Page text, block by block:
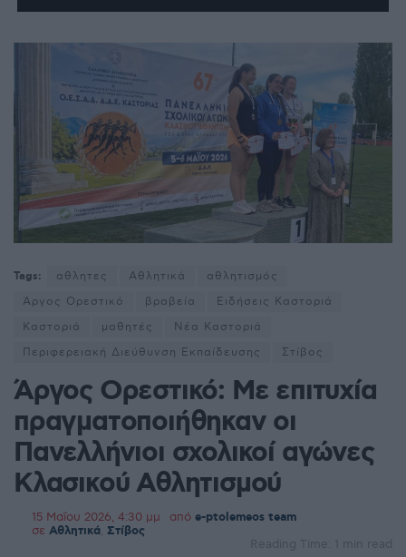
Tags: αθλητες Αθλητικά
αθλητισμός
Άργος Ορεστικό
βραβεία
Ειδήσεις Καστοριά
Καστοριά
μαθητές
Νέα Καστοριά
Περιφερειακή Διεύθυνση Εκπαίδευσης
Στίβος
Άργος Ορεστικό: Με επιτυχία
πραγματοποιήθηκαν οι
Πανελλήνιοι σχολικοί αγώνες
Κλασικού Αθλητισμού
15 Μαΐου 2026, 4:30 μμ από e-ptolemeos team
σε Αθλητικά Στίβος
Reading Time: 1 min read